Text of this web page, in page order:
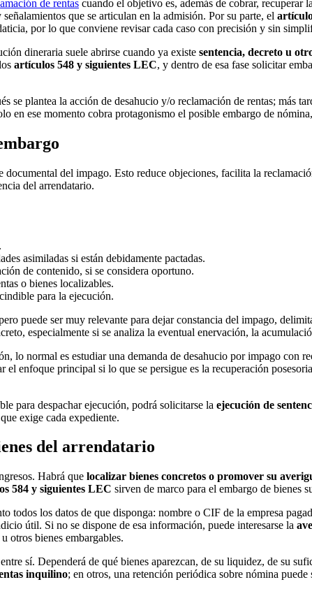
de rentas cuando el objetivo es, además de cobrar, recuperar
que se articulan en la admisión. Por su parte, el
por lo que conviene revisar cada caso con precisión y sin
dineraria suele abrirse cuando ya existe sentencia, decreto u
artículos 548 y siguientes LEC, y dentro de esa fase solicitar
se plantea la acción de desahucio y/o reclamación de rentas; más
en ese momento cobra protagonismo el posible embargo de
del impago. Esto reduce objeciones, facilita la
del arrendatario.
asimiladas si están debidamente pactadas.
de contenido, si se considera oportuno.
o bienes localizables.
para la ejecución.
puede ser muy relevante para dejar constancia del impago,
especialmente si se analiza la eventual enervación, la
lo normal es estudiar una demanda de desahucio por impago con
el enfoque principal si lo que se persigue es la recuperación
para despachar ejecución, podrá solicitarse la ejecución de
exige cada expediente.
del arrendatario
Habrá que localizar bienes concretos o promover su
584 y siguientes LEC sirven de marco para el embargo de bienes
los datos de que disponga: nombre o CIF de la empresa
útil. Si no se dispone de esa información, puede interesarse la
otros bienes embargables.
sí. Dependerá de qué bienes aparezcan, de su liquidez, de su
inquilino; en otros, una retención periódica sobre nómina